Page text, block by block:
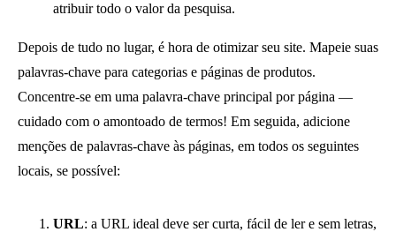
atribuir todo o valor da pesquisa.
Depois de tudo no lugar, é hora de otimizar seu site. Mapeie suas
palavras-chave para categorias e páginas de produtos.
Concentre-se em uma palavra-chave principal por página —
cuidado com o amontoado de termos! Em seguida, adicione
menções de palavras-chave às páginas, em todos os seguintes
locais, se possível:
URL: a URL ideal deve ser curta, fácil de ler e sem letras,